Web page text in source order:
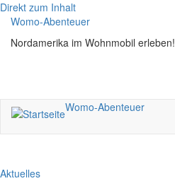
Direkt zum Inhalt
Womo-Abenteuer
Nordamerika im Wohnmobil erleben!
Womo-Abenteuer
Aktuelles